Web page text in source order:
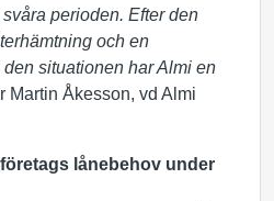
perioden. Efter den
och en
situationen har Almi en
Martin Åkesson, vd Almi
lånebehov under